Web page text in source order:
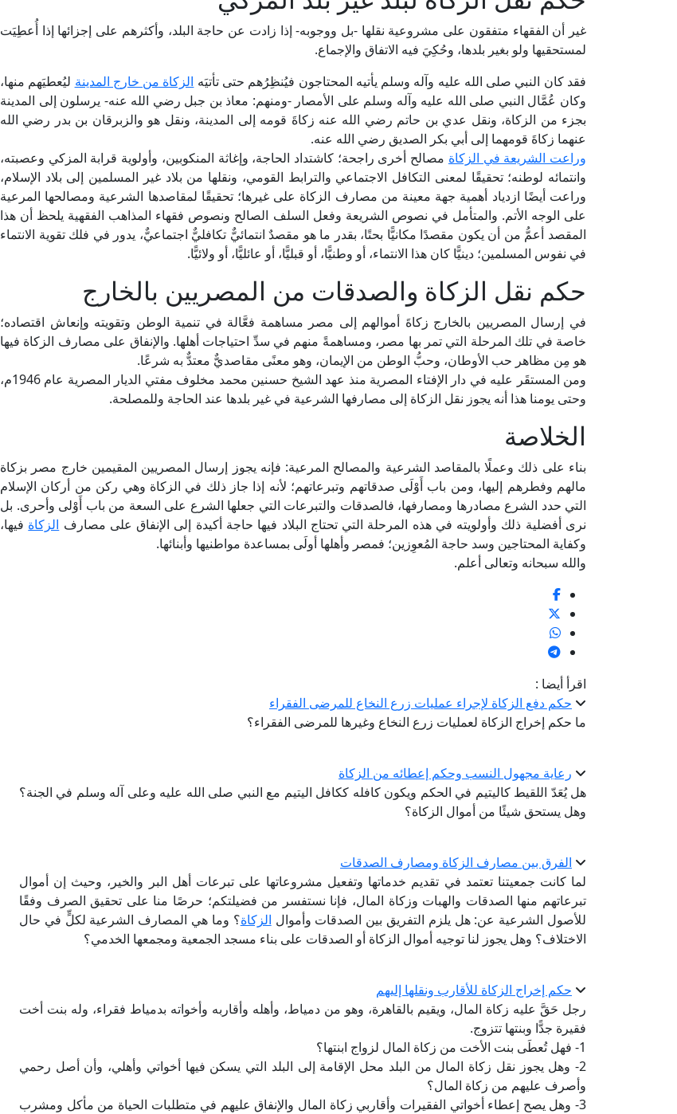
غير أن الفقهاء متفقون على مشروعية نقلها -بل ووجوبه- إذا زادت عن حاجة البلد، وأكثرهم على إجزائها إذا أُعطِيَت
لمستحقيها ولو بغير بلدها، وحُكِيَ فيه الاتفاق والإجماع.
فقد كان النبي صلى الله عليه وآله وسلم يأتيه المحتاجون فيُنظِرُهم حتى تأتيَه الزكاة من خارج المدينة ليُعطيَهم منها،
وكان عُمَّال النبي صلى الله عليه وآله وسلم على الأمصار -ومنهم: معاذ بن جبل رضي الله عنه- يرسلون إلى المدينة
بجزء من الزكاة، ونقل عدي بن حاتم رضي الله عنه زكاةَ قومه إلى المدينة، ونقل هو والزبرقان بن بدر رضي الله
عنهما زكاةَ قومهما إلى أبي بكر الصديق رضي الله عنه.
وراعت الشريعة في الزكاة مصالح أخرى راجحة؛ كاشتداد الحاجة، وإغاثة المنكوبين، وأولوية قرابة المزكي وعصبته،
وانتمائه لوطنه؛ تحقيقًا لمعنى التكافل الاجتماعي والترابط القومي، ونقلها من بلاد غير المسلمين إلى بلاد الإسلام،
وراعت أيضًا ازدياد أهمية جهة معينة من مصارف الزكاة على غيرها؛ تحقيقًا لمقاصدها الشرعية ومصالحها المرعية
على الوجه الأتم. والمتأمل في نصوص الشريعة وفعل السلف الصالح ونصوص فقهاء المذاهب الفقهية يلحظ أن هذا
المقصد أعمُّ من أن يكون مقصدًا مكانيًّا بحتًا، بقدر ما هو مقصدٌ انتمائيٌّ تكافليٌّ اجتماعيٌّ، يدور في فلك تقوية الانتماء
في نفوس المسلمين؛ دينيًّا كان هذا الانتماء، أو وطنيًّا، أو قبليًّا، أو عائليًّا، أو ولائيًّا.
حكم نقل الزكاة والصدقات من المصريين بالخارج
في إرسال المصريين بالخارج زكاةَ أموالهم إلى مصر مساهمة فعَّالة في تنمية الوطن وتقويته وإنعاش اقتصاده؛
خاصة في تلك المرحلة التي تمر بها مصر، ومساهمةً منهم في سدِّ احتياجات أهلها. والإنفاق على مصارف الزكاة فيها
هو مِن مظاهر حب الأوطان، وحبُّ الوطن من الإيمان، وهو معنًى مقاصديٌّ معتدٌّ به شرعًا.
ومن المستقَر عليه في دار الإفتاء المصرية منذ عهد الشيخ حسنين محمد مخلوف مفتي الديار المصرية عام 1946م،
وحتى يومنا هذا أنه يجوز نقل الزكاة إلى مصارفها الشرعية في غير بلدها عند الحاجة وللمصلحة.
الخلاصة
بناء على ذلك وعملًا بالمقاصد الشرعية والمصالح المرعية: فإنه يجوز إرسال المصريين المقيمين خارج مصر بزكاة
مالهم وفطرهم إليها، ومن باب أَوْلَى صدقاتهم وتبرعاتهم؛ لأنه إذا جاز ذلك في الزكاة وهي ركن من أركان الإسلام
التي حدد الشرع مصادرها ومصارفها، فالصدقات والتبرعات التي جعلها الشرع على السعة من باب أَوْلى وأحرى. بل
نرى أفضلية ذلك وأولويته في هذه المرحلة التي تحتاج البلاد فيها حاجة أكيدة إلى الإنفاق على مصارف الزكاة فيها،
وكفاية المحتاجين وسد حاجة المُعوِزين؛ فمصر وأهلها أولَى بمساعدة مواطنيها وأبنائها.
والله سبحانه وتعالى أعلم.
اقرأ أيضا :
حكم دفع الزكاة لإجراء عمليات زرع النخاع للمرضى الفقراء
ما حكم إخراج الزكاة لعمليات زرع النخاع وغيرها للمرضى الفقراء؟
رعاية مجهول النسب وحكم إعطائه من الزكاة
هل يُعَدّ اللقيط كاليتيم في الحكم ويكون كافله ككافل اليتيم مع النبي صلى الله عليه وعلى آله وسلم في الجنة؟
وهل يستحق شيئًا من أموال الزكاة؟
الفرق بين مصارف الزكاة ومصارف الصدقات
لما كانت جمعيتنا تعتمد في تقديم خدماتها وتفعيل مشروعاتها على تبرعات أهل البر والخير، وحيث إن أموال
تبرعاتهم منها الصدقات والهبات وزكاة المال، فإنا نستفسر من فضيلتكم؛ حرصًا منا على تحقيق الصرف وفقًا
للأصول الشرعية عن: هل يلزم التفريق بين الصدقات وأموال الزكاة؟ وما هي المصارف الشرعية لكلٍّ في حال
الاختلاف؟ وهل يجوز لنا توجيه أموال الزكاة أو الصدقات على بناء مسجد الجمعية ومجمعها الخدمي؟
حكم إخراج الزكاة للأقارب ونقلها إليهم
رجل حَقَّ عليه زكاة المال، ويقيم بالقاهرة، وهو من دمياط، وأهله وأقاربه وأخواته بدمياط فقراء، وله بنت أخت
فقيرة جدًّا وبنتها تتزوج.
1- فهل تُعطَى بنت الأخت من زكاة المال لزواج ابنتها؟
2- وهل يجوز نقل زكاة المال من البلد محل الإقامة إلى البلد التي يسكن فيها أخواتي وأهلي، وأن أصل رحمي
وأصرف عليهم من زكاة المال؟
3- وهل يصح إعطاء أخواتي الفقيرات وأقاربي زكاة المال والإنفاق عليهم في متطلبات الحياة من مأكل ومشرب